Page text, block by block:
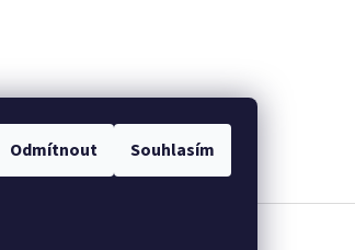
Odmítnout Souhlasím